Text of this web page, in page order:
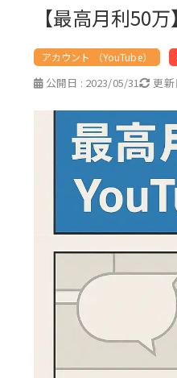
【最高月利50
アカウント （YouTube）
公開日 : 2023/05/31 更新